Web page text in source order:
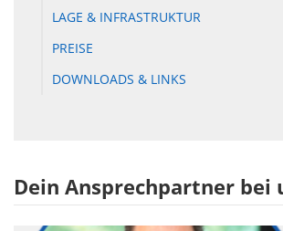
LAGE & INFRASTRUKTUR
PREISE
DOWNLOADS & LINKS
Dein Ansprechpartner bei